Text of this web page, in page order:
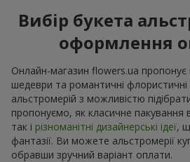
Вибір букета
оформлення
Онлайн-магазин flowers.ua пропонує
шедеври та романтичні флористичні
альстромерій з можливістю
пропонуємо, як класичне пакування
так і різноманітні дизайнерські ідеї,
фантазії. Ви можете альстромерії
обравши зручний варіант оплати.